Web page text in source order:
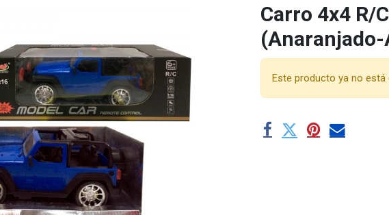
Carro 4x4 R/
Este producto ya no está